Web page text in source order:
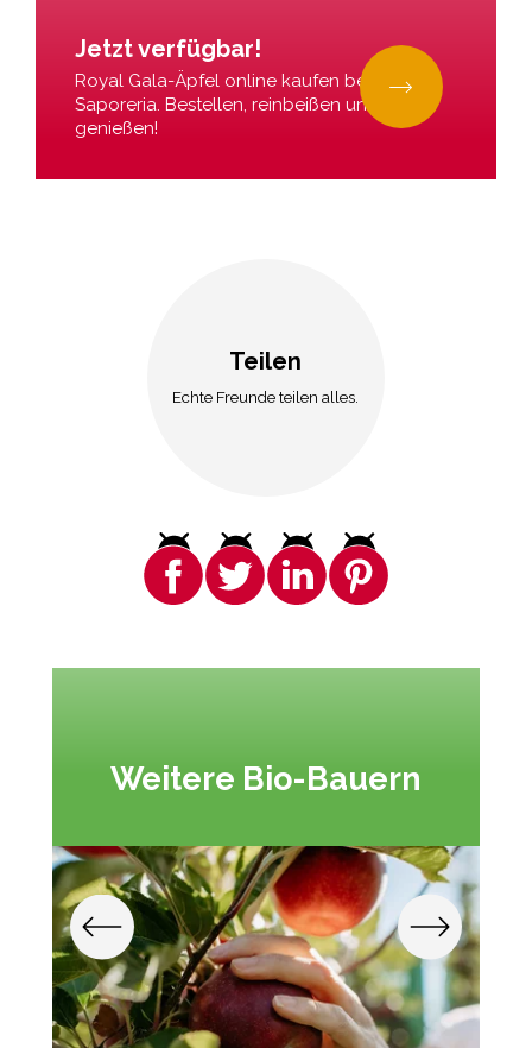
Jetzt verfügbar!
Royal Gala-Äpfel online kaufen bei La
Saporeria. Bestellen, reinbeißen und
genießen!
Teilen
Echte Freunde teilen alles.
Weitere Bio-Bauern